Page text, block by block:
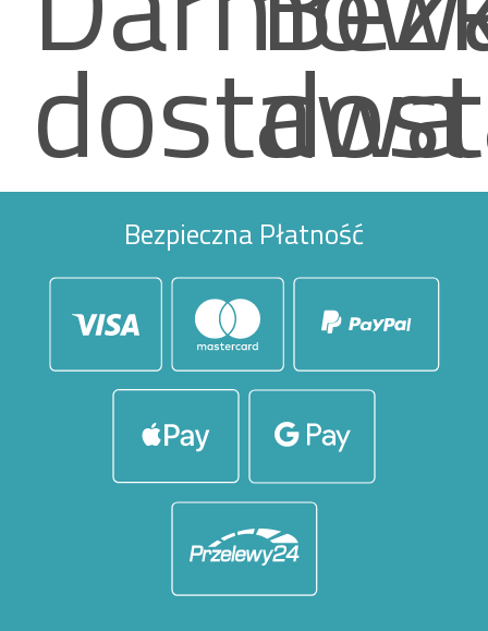
dostawa
Bezpieczna Płatność